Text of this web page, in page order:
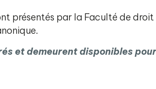
présentés par la Faculté de
et demeurent disponibles